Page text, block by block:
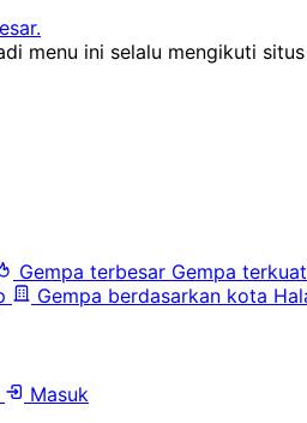
menu ini selalu mengikuti
Gempa terbesar Gempa
Gempa berdasarkan kota
Masuk